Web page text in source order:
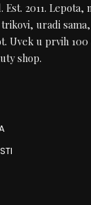
2011. Lepota,
uradi
Uvek u prvih 100
shop.